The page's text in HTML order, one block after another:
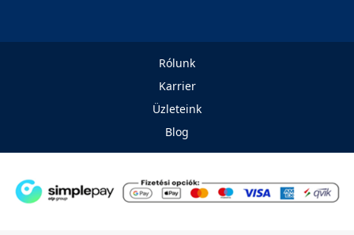
Rólunk
Karrier
Üzleteink
Blog